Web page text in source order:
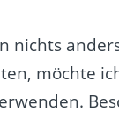
nichts
möchte